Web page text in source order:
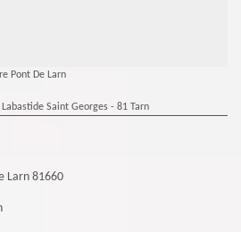
Pont De Larn
Saint Georges - 81 Tarn
Larn 81660